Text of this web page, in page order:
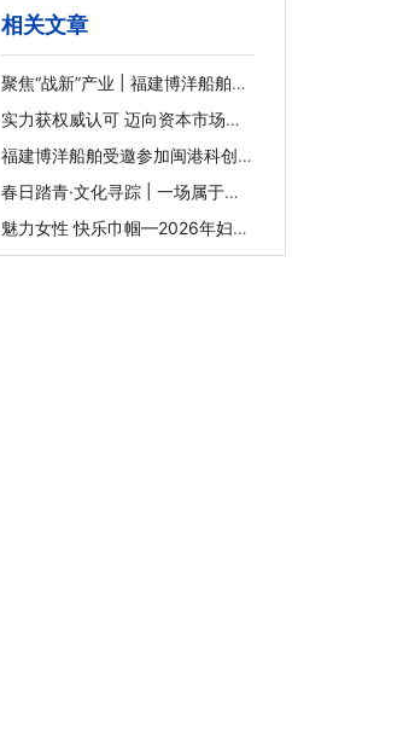
相关文章
聚焦“战新”产业 | 福建博洋船舶：
实力获权威认可 迈向资本市场新
福建省重点上市后备企业
福建博洋船舶受邀参加闽港科创项
春日踏青·文化寻踪 | 一场属于我
魅力女性 快乐巾帼—2026年妇女